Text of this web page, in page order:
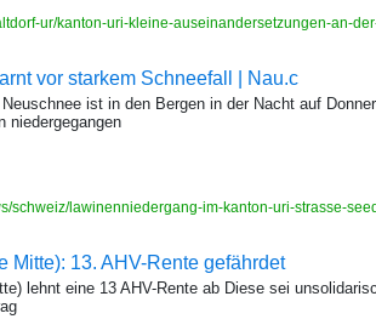
ur/kanton-uri-kleine-auseinandersetzungen-an-
vor starkem Schneefall | Nau.c
ist in den Bergen in der Nacht auf
niedergegangen
schweiz/lawinenniedergang-im-kanton-uri-strasse-
Mitte): 13. AHV-Rente gefährdet
lehnt eine 13 AHV-Rente ab Diese sei